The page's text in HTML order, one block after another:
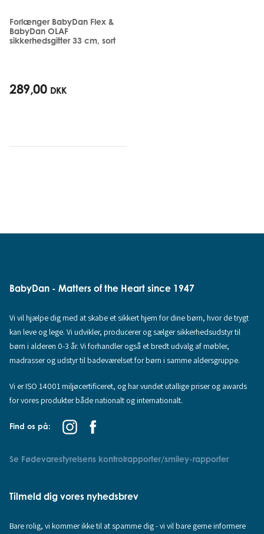
Forlænger BabyDan Flex &
BabyDan OLAF
sikkerhedsgitter 33 cm, sort
289,00 DKK
BabyDan - Matters of the Heart since 1947
Vi vil hjælpe dig med at skabe et sikkert hjem for dine børn, hvor de trygt
kan leve og lege. Vi udvikler, producerer og sælger sikkerhedsudstyr til
børn i alderen 0-3 år. Vi forhandler også et bredt udvalg af møbler,
madrasser og udstyr til badeværelset for børn i samme aldersgruppe.
Vi er ISO 14001 miljøcertificeret, og har vundet utallige priser og awards
for vores produkter både nationalt og internationalt.
Find os på:
Se Fødevarestyrelsens kontrolrapporter/smiley-rapporter
Tilmeld dig vores nyhedsbrev
Bare rolig, vi kommer ikke til at spamme dig - vi vil bare gerne informere